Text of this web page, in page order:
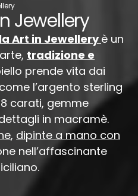
Jewellery
Art in Jewellery è un
tradizione e
prende vita dai
l’argento sterling
carati, gemme
in macramè.
, dipinte a mano con
nell’affascinante